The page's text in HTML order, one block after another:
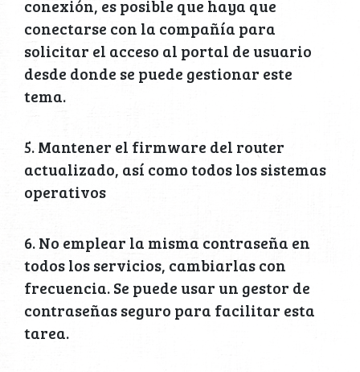
conexión, es posible que haya que
conectarse con la compañía para
solicitar el acceso al portal de usuario
desde donde se puede gestionar este
tema.
5. Mantener el firmware del router
actualizado, así como todos los sistemas
operativos
6. No emplear la misma contraseña en
todos los servicios, cambiarlas con
frecuencia. Se puede usar un gestor de
contraseñas seguro para facilitar esta
tarea.